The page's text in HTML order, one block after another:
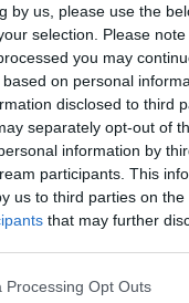
by us, please use the
selection. Please
you may
on personal
disclosed to third
separately opt-out of
information by
participants. This
us to third parties on the
that may further
website/app uses one or
Processing Opt Outs
le. Külön
hogy nem
előre a dolgok
több vitát generál,
nehéz helyzeten,
sietve távozott a
az újságíróknak,
faképnél hagyta őket.